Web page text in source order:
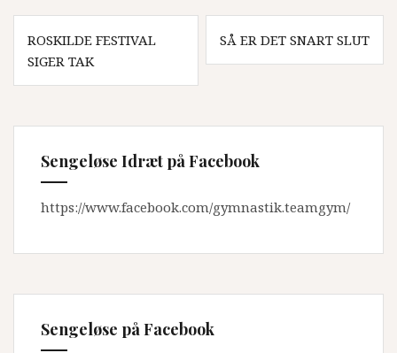
Indlægsnavigation
ROSKILDE FESTIVAL
SIGER TAK
SÅ ER DET SNART SLUT
Sengeløse Idræt på Facebook
https://www.facebook.com/gymnastik.teamgym/
Sengeløse på Facebook